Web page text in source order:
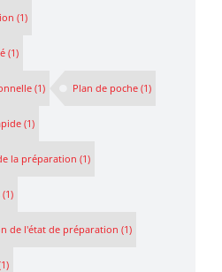
(1)
(1)
(1) Plan de poche (1)
(1)
la préparation (1)
(1)
de l'état de préparation (1)